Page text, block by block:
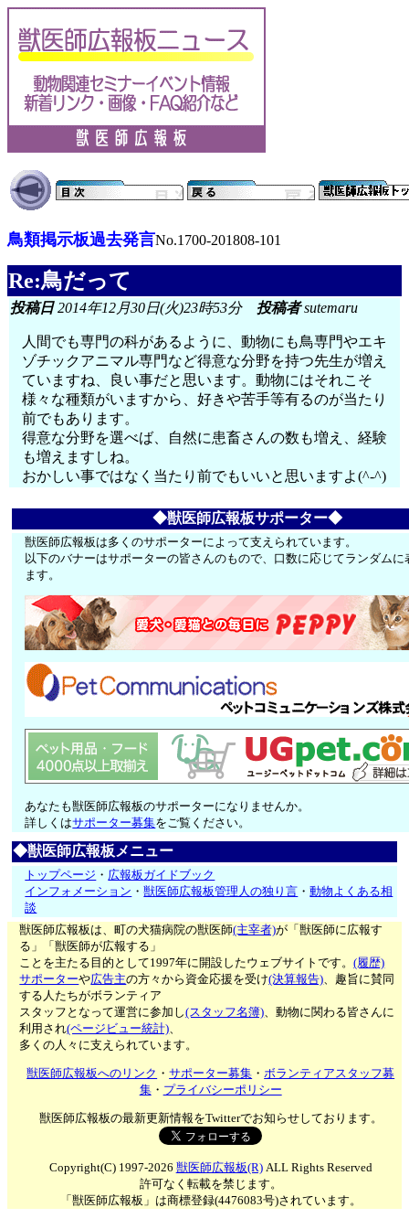
鳥類掲示板過去発言No.1700-201808-101
Re:鳥だって
投稿日2014年12月30日(火)23時53分 投稿者sutemaru
人間でも専門の科があるように、動物にも鳥専門やエキ
ゾチックアニマル専門など得意な分野を持つ先生が増え
ていますね、良い事だと思います。動物にはそれこそ
様々な種類がいますから、好きや苦手等有るのが当たり
前でもあります。
得意な分野を選べば、自然に患畜さんの数も増え、経験
も増えますしね。
おかしい事ではなく当たり前でもいいと思いますよ(^-^)
◆獣医師広報板サポーター◆
獣医師広報板は多くのサポーターによって支えられています。
以下のバナーはサポーターの皆さんのもので、口数に応じてランダムに
ます。
あなたも獣医師広報板のサポーターになりませんか。
詳しくはサポーター募集をご覧ください。
◆獣医師広報板メニュー
トップページ ・ 広報板ガイドブック
インフォメーション ・獣医師広報板管理人の独り言 ・動物よくある相
談
獣医師広報板は、町の犬猫病院の獣医師(主宰者)が「獣医師に広報す
る」「獣医師が広報する」
ことを主たる目的として1997年に開設したウェブサイトです。(履歴)
サポーターや広告主の方々から資金応援を受け(決算報告)、趣旨に賛同
する人たちがボランティア
スタッフとなって運営に参加し(スタッフ名簿)、動物に関わる皆さんに
利用され(ページビュー統計)、
多くの人々に支えられています。
獣医師広報板へのリンク ・サポーター募集 ・ボランティアスタッフ募
集・ プライバシーポリシー
獣医師広報板の最新更新情報をTwitterでお知らせしております。
Copyright(C) 1997-2026 獣医師広報板(R)ALL Rights Reserved
許可なく転載を禁じます。
「獣医師広報板」は商標登録(4476083号)されています。